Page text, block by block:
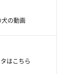
、
…その通りだと
の動画
はこちら